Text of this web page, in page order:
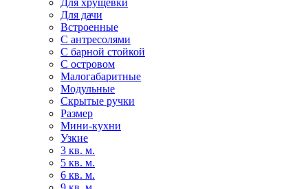
Для хрущевки
Для дачи
Встроенные
С антресолями
С барной стойкой
С островом
Малогабаритные
Модульные
Скрытые ручки
Размер
Мини-кухни
Узкие
3 кв. м.
5 кв. м.
6 кв. м.